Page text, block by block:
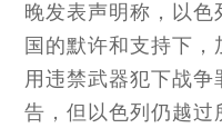
晚发表声明称，以色
国的默许和支持下
用违禁武器犯下战
告，但以色列仍越